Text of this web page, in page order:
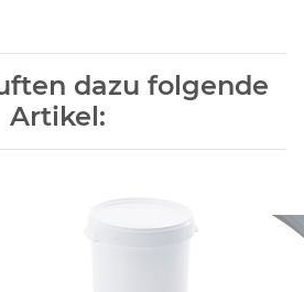
dazu folgende
Artikel: